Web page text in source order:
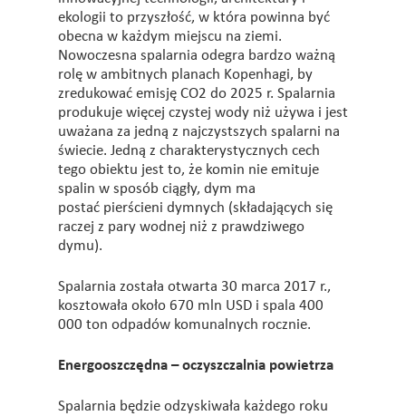
ekologii to przyszłość, w która powinna być
obecna w każdym miejscu na ziemi.
Nowoczesna spalarnia odegra bardzo ważną
rolę w ambitnych planach Kopenhagi, by
zredukować emisję CO2 do 2025 r. Spalarnia
produkuje więcej czystej wody niż używa i jest
uważana za jedną z najczystszych spalarni na
świecie. Jedną z charakterystycznych cech
tego obiektu jest to, że komin nie emituje
spalin w sposób ciągły, dym ma
postać pierścieni dymnych (składających się
raczej z pary wodnej niż z prawdziwego
dymu).
Spalarnia została otwarta 30 marca 2017 r.,
kosztowała około 670 mln USD i spala 400
000 ton odpadów komunalnych rocznie.
Energooszczędna – oczyszczalnia powietrza
Spalarnia będzie odzyskiwała każdego roku